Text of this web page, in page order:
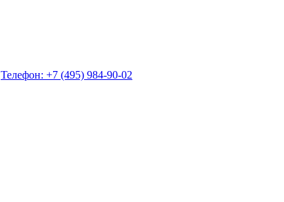
Телефон: +7 (495) 984-90-02